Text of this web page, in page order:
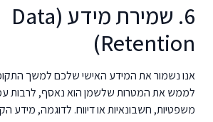
6. שמירת מידע (Data
Retention)
אנו נשמור את המידע האישי שלכם למשך
לממש את המטרות שלשמן הוא נאסף, לרבות
משפטיות, חשבונאיות או דיווח. לדוגמה, מידע